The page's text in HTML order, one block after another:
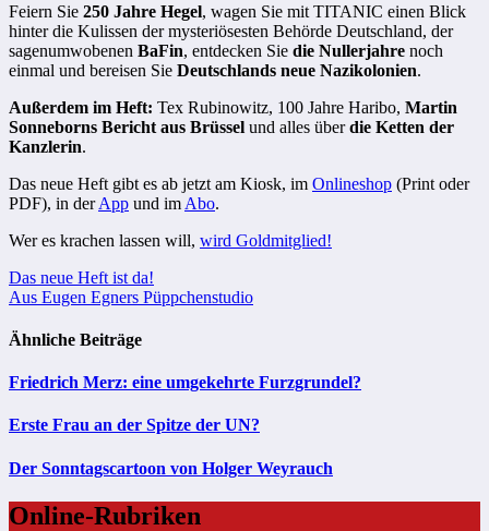
Feiern Sie 250 Jahre Hegel, wagen Sie mit TITANIC einen Blick
hinter die Kulissen der mysteriösesten Behörde Deutschland, der
sagenumwobenen BaFin, entdecken Sie die Nullerjahre noch
einmal und bereisen Sie Deutschlands neue Nazikolonien.
Außerdem im Heft: Tex Rubinowitz, 100 Jahre Haribo, Martin
Sonneborns Bericht aus Brüssel und alles überdie Ketten der
Kanzlerin.
Das neue Heft gibt es ab jetzt am Kiosk, im Onlineshop (Print oder
PDF), in derApp und im Abo.
Wer es krachen lassen will, wird Goldmitglied!
Beitragsnavigation
Das neue Heft ist da!
Aus Eugen Egners Püppchenstudio
Ähnliche Beiträge
Friedrich Merz: eine umgekehrte Furzgrundel?
Erste Frau an der Spitze der UN?
Der Sonntagscartoon von Holger Weyrauch
Online-Rubriken